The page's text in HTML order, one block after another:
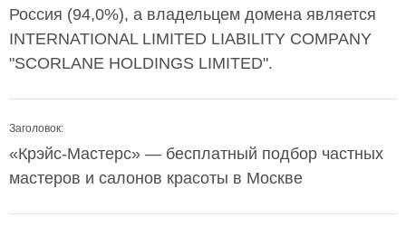
Россия (94,0%), а владельцем домена является
INTERNATIONAL LIMITED LIABILITY COMPANY
"SCORLANE HOLDINGS LIMITED".
Заголовок:
«Крэйс-Мастерс» — бесплатный подбор частных
мастеров и салонов красоты в Москве